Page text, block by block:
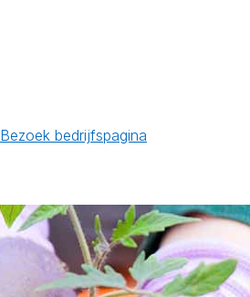
Bezoek bedrijfspagina